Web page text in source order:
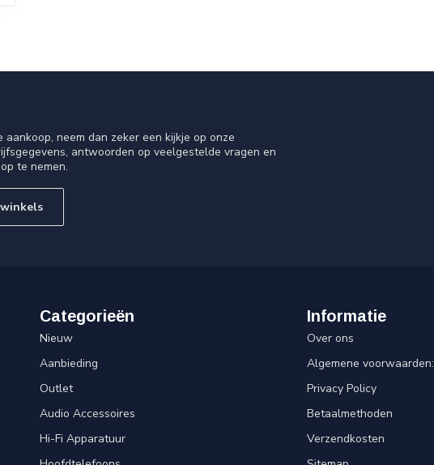
neem dan zeker een kijkje op onze
antwoorden op veelgestelde vragen en
te nemen.
Categorieën
Nieuw
Aanbieding
Outlet
Audio Accessoires
Hi-Fi Apparatuur
Informatie
Over ons
Algemene voorwaarden:
Privacy Policy
Betaalmethoden
Verzendkosten